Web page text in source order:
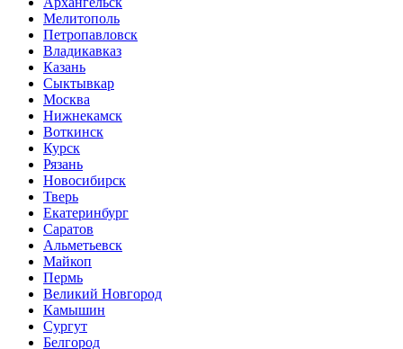
Мелитополь
Петропавловск
Владикавказ
Казань
Сыктывкар
Москва
Нижнекамск
Воткинск
Курск
Рязань
Новосибирск
Тверь
Екатеринбург
Саратов
Альметьевск
Майкоп
Пермь
Великий Новгород
Камышин
Сургут
Белгород